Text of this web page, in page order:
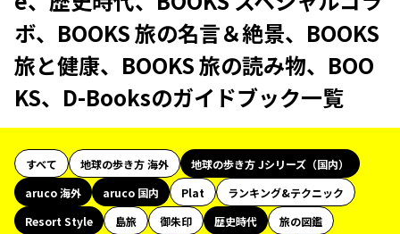
ボ、BOOKS 旅の名言＆絶景、BOOKS
旅と健康、BOOKS 旅の読み物、BOO
KS、D-Booksのガイドブック一覧
すべて 地球の歩き方 海外
地球の歩き方 Jシリーズ（国内）
aruco 海外
aruco 国内 Plat
ランキング&テクニック
Resort Style
島旅 御朱印 歴史時代
旅の図鑑